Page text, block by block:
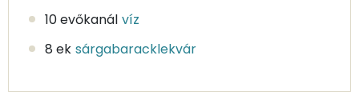
10 evőkanál víz
8 ek sárgabaracklekvár